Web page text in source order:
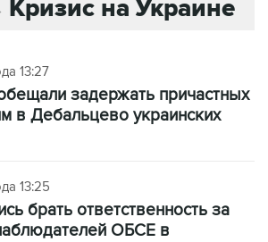
Кризис на Украине
13:27
задержать причастных
в Дебальцево украинских
13:25
брать ответственность за
ОБСЕ в